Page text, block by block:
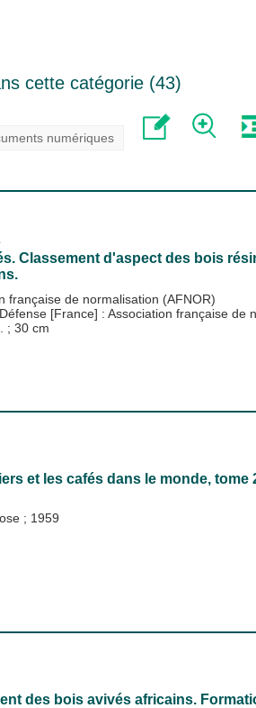
cette catégorie (43)
numériques
Classement d'aspect des bois
française de normalisation (AFNOR)
[France] : Association française de
; 30 cm
et les cafés dans le monde, tome
; 1959
des bois avivés africains.